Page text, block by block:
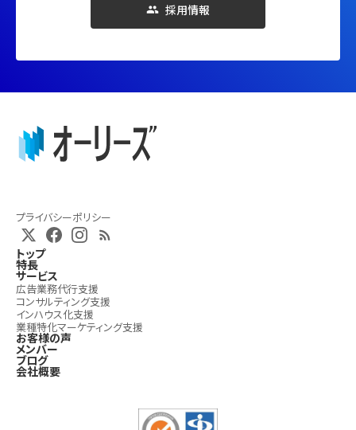
採用情報
プライバシーポリシー
トップ
特長
サービス
広告業務代行支援
コンサルティング支援
インハウス化支援
業種特化マーケティング支援
お客様の声
メンバー
ブログ
会社概要